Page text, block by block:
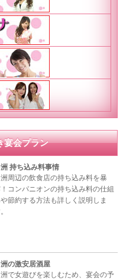
宴会プラン
持ち込み料事情
周辺の飲食店の持ち込み料を暴
コンパニオンの持ち込み料の仕組
節約する方法も詳しく説明しま
の激安居酒屋
で女遊びを楽しむため、宴会の予